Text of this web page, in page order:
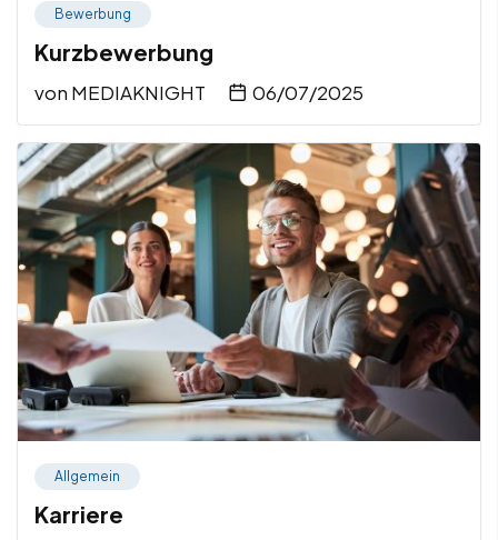
Bewerbung
Kurzbewerbung
von MEDIAKNIGHT 06/07/2025
Allgemein
Karriere